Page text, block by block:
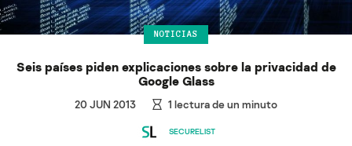
NOTICIAS
Seis países piden explicaciones sobre la privacidad de
Google Glass
20 JUN 2013 1 lectura de un minuto
SECURELIST